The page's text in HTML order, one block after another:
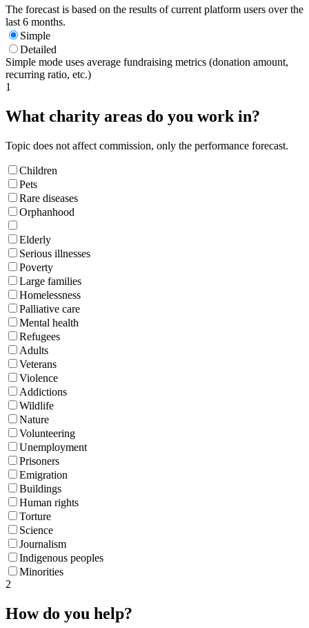
The forecast is based on the results of current platform users over the
last 6 months.
Simple
Detailed
Simple mode uses average fundraising metrics (donation amount,
recurring ratio, etc.)
1
What charity areas do you work in?
Topic does not affect commission, only the performance forecast.
Children
Pets
Rare diseases
Orphanhood
Elderly
Serious illnesses
Poverty
Large families
Homelessness
Palliative care
Mental health
Refugees
Adults
Veterans
Violence
Addictions
Wildlife
Nature
Volunteering
Unemployment
Prisoners
Emigration
Buildings
Human rights
Torture
Science
Journalism
Indigenous peoples
Minorities
2
How do you help?